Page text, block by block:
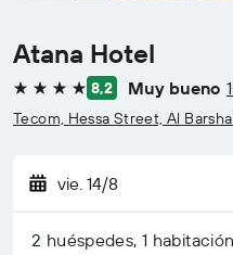
Atana Hotel
4 estrellas8,2 Muy bueno
Tecom, Hessa Street, Al
vie. 14/8
2 huéspedes, 1 habitación